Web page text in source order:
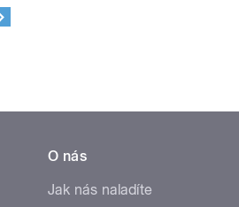
O nás
Jak nás naladíte